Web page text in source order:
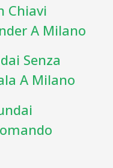
Chiavi
A Milano
Senza
A Milano